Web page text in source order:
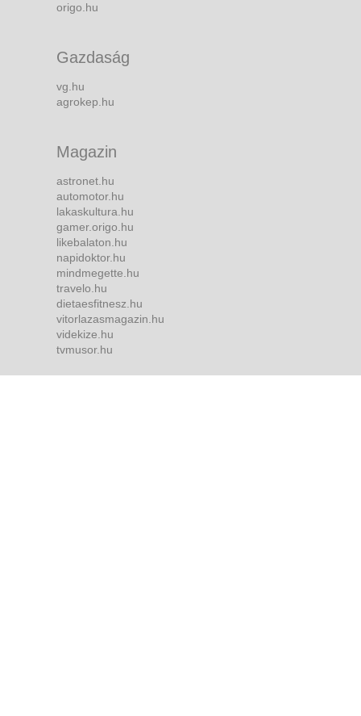
origo.hu
Gazdaság
vg.hu
agrokep.hu
Magazin
astronet.hu
automotor.hu
lakaskultura.hu
gamer.origo.hu
likebalaton.hu
napidoktor.hu
mindmegette.hu
travelo.hu
dietaesfitnesz.hu
vitorlazasmagazin.hu
videkize.hu
tvmusor.hu